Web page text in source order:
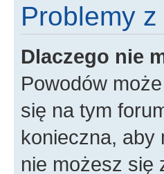
Problemy
Dlaczego nie
Powodów
się na tym
konieczna, aby
nie możesz się